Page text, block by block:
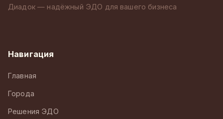
Диадок — надёжный ЭДО для вашего бизнеса
Навигация
Главная
Города
Решения ЭДО